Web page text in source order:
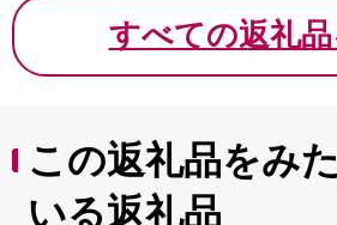
すべての返礼
この返礼品をみ
いる返礼品